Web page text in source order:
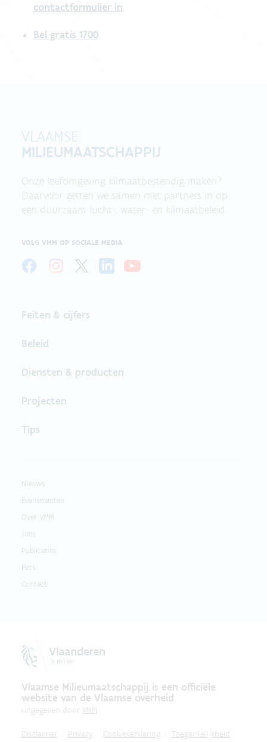
contactformulier in.
Bel gratis 1700
VLAAMSE
MILIEUMAATSCHAPPIJ
Onze leefomgeving klimaatbestendig maken?
Daarvoor zetten we samen met partners in op
een duurzaam lucht-, water- en klimaatbeleid.
VOLG VMM OP SOCIALE MEDIA
Feiten & cijfers
Beleid
Diensten & producten
Projecten
Tips
Nieuws
Evenementen
Over VMM
Jobs
Publicaties
Pers
Contact
Vlaamse Milieumaatschappij is een officiële
website van de Vlaamse overheid
uitgegeven door VMM
Disclaimer Privacy Cookieverklaring Toegankelijkheid